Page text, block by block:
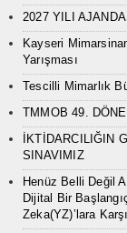
2027 YILI
Kayseri
Yarışması
Tescilli Mimarlık
TMMOB 49.
İKTİDARCILIĞIN
SINAVIMIZ
Henüz Belli Değil
Dijital Bir
Zeka(YZ)’lara